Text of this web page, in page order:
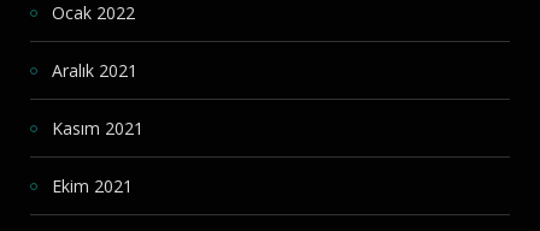
Ocak 2022
Aralık 2021
Kasım 2021
Ekim 2021